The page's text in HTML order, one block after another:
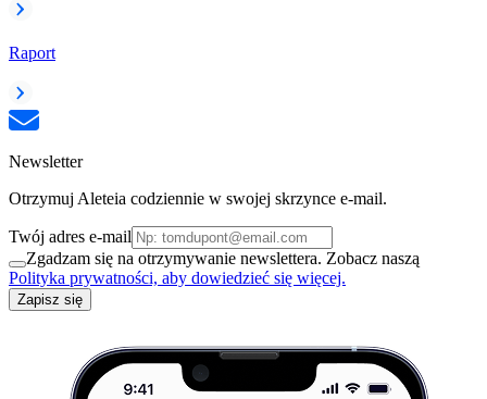
Raport
Newsletter
Otrzymuj Aleteia codziennie w swojej skrzynce e-mail.
Twój adres e-mail
Zgadzam się na otrzymywanie newslettera. Zobacz naszą
Polityka prywatności, aby dowiedzieć się więcej.
Zapisz się